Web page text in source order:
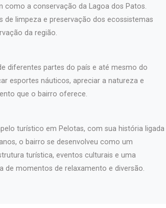
como a conservação da Lagoa dos Patos.
de limpeza e preservação dos ecossistemas
da região.
diferentes partes do país e até mesmo do
esportes náuticos, apreciar a natureza e
que o bairro oferece.
turístico em Pelotas, com sua história ligada
o bairro se desenvolveu como um
turística, eventos culturais e uma
de momentos de relaxamento e diversão.